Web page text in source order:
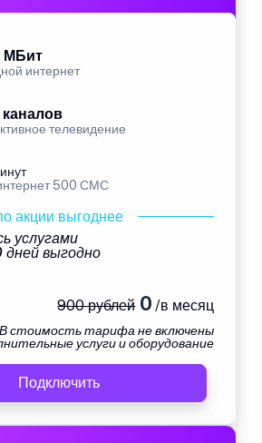
МБит
интернет
каналов
телевидение
500 СМС
акции выгоднее
услугами
дней выгодно
900 рублей0 /в месяц
В стоимость тарифа не включены
услуги и оборудование
Подключить